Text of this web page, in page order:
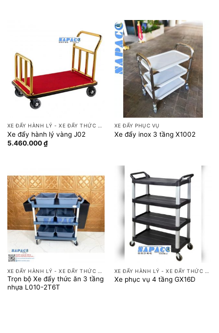
XE ĐẨY HÀNH LÝ - XE ĐẨY THỨC ĂN
Xe đẩy hành lý vàng J02
5.460.000₫
XE ĐẨY PHỤC VỤ
Xe đẩy inox 3 tầng X1002
XE ĐẨY HÀNH LÝ - XE ĐẨY THỨC ĂN
Trọn bộ Xe đẩy thức ăn 3 tầng
nhựa L010-2T6T
XE ĐẨY HÀNH LÝ - XE ĐẨY THỨC ĂN
Xe phục vụ 4 tầng GX16D